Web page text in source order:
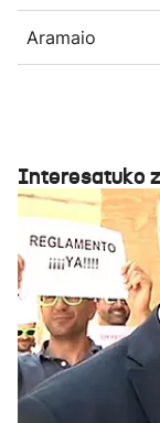
Aramaio
Interesatuko